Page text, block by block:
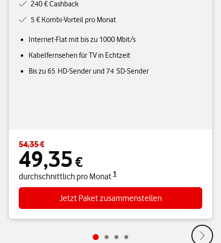
240 € Cashback
5 € Kombi-Vorteil pro Monat
Internet-Flat mit bis zu 1000 Mbit/s
Kabelfernsehen für TV in Echtzeit
Bis zu 65 HD-Sender und 74 SD-Sender
Standardpreis 54,35 € – Angebotspreis 49,35 € durchschnittlich
54,35 €
49,35 €
durchschnittlich pro Monat 1
Jetzt Paket zusammenstellen